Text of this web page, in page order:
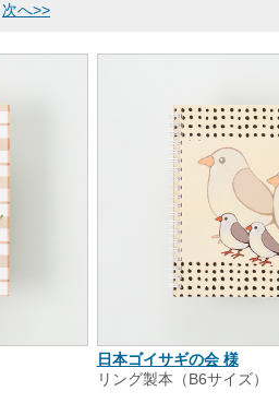
次へ>>
日本ゴイサギの会 様
リング製本（B6サイズ）